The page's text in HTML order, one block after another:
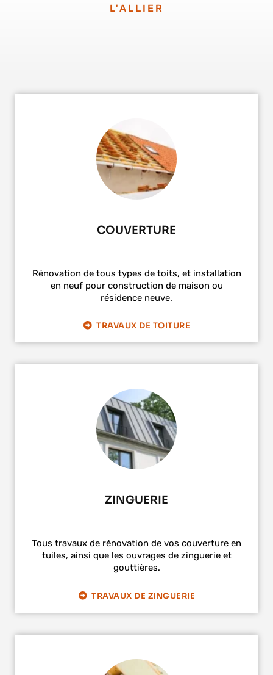
L'ALLIER
COUVERTURE
Rénovation de tous types de toits, et installation
en neuf pour construction de maison ou
résidence neuve.
TRAVAUX DE TOITURE
ZINGUERIE
Tous travaux de rénovation de vos couverture en
tuiles, ainsi que les ouvrages de zinguerie et
gouttières.
TRAVAUX DE ZINGUERIE